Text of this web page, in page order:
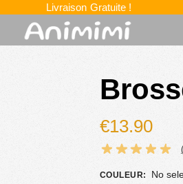
Livraison Gratuite !
€13.90
(
COULEUR: No